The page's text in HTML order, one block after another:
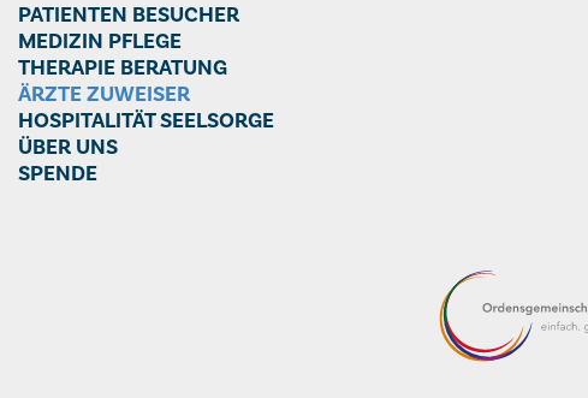
PATIENTEN BESUCHER
MEDIZIN PFLEGE
THERAPIE BERATUNG
ÄRZTE ZUWEISER
HOSPITALITÄT SEELSORGE
ÜBER UNS
SPENDE